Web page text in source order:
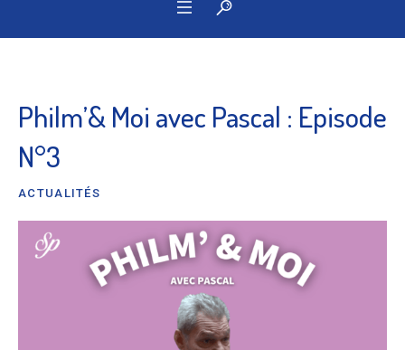
Philm’& Moi avec Pascal : Episode
N°3
ACTUALITÉS